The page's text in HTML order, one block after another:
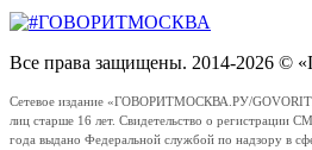
Все права защищены. 2014-2026 ©
Сетевое издание «ГОВОРИТМОСКВА.РУ/
лиц старше 16 лет. Свидетельство о
года выдано Федеральной службой по надзору в